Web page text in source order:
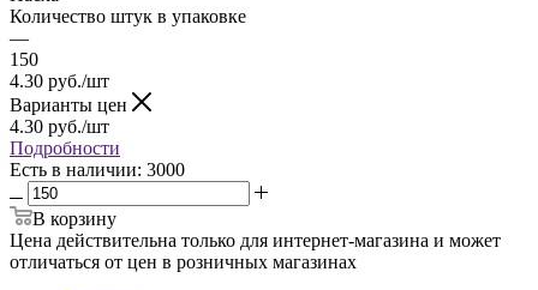
Количество штук в упаковке
—
150
4.30 руб./шт
Варианты цен
4.30 руб./шт
Подробности
Есть в наличии: 3000
В корзину
Цена действительна только для интернет-магазина и может
отличаться от цен в розничных магазинах